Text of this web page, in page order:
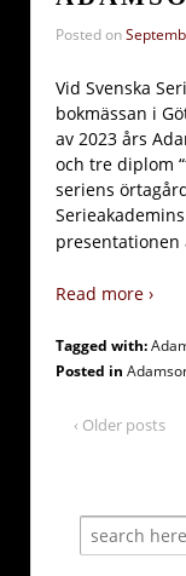
Posted on
Vid Svenska
bokmässan i
av 2023 års
och tre diplom
seriens
presentationen
Read more ›
Tagged with:
Posted in
‹ Older posts